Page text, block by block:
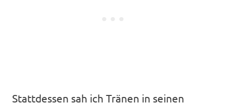
Stattdessen sah ich Tränen in seinen